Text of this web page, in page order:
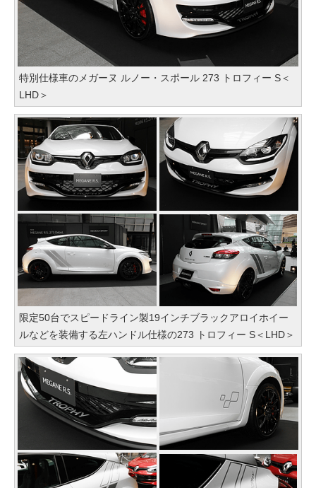
特別仕様車のメガーヌ ルノー・スポール 273 トロフィー S＜
LHD＞
限定50台でスピードライン製19インチブラックアロイホイー
ルなどを装備する左ハンドル仕様の273 トロフィー S＜LHD＞